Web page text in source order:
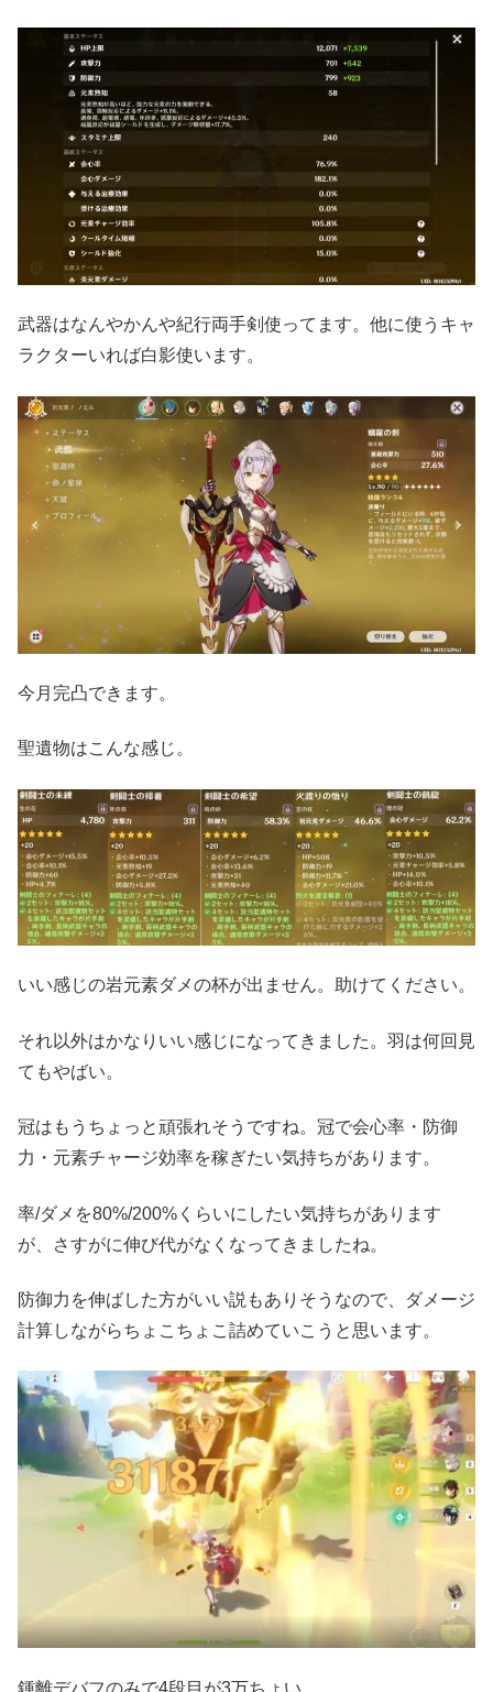
武器はなんやかんや紀行両手剣使ってます。他に使うキャ
ラクターいれば白影使います。
今月完凸できます。
聖遺物はこんな感じ。
いい感じの岩元素ダメの杯が出ません。助けてください。
それ以外はかなりいい感じになってきました。羽は何回見
てもやばい。
冠はもうちょっと頑張れそうですね。冠で会心率・防御
力・元素チャージ効率を稼ぎたい気持ちがあります。
率/ダメを80%/200%くらいにしたい気持ちがあります
が、さすがに伸び代がなくなってきましたね。
防御力を伸ばした方がいい説もありそうなので、ダメージ
計算しながらちょこちょこ詰めていこうと思います。
鍾離デバフのみで4段目が3万ちょい。